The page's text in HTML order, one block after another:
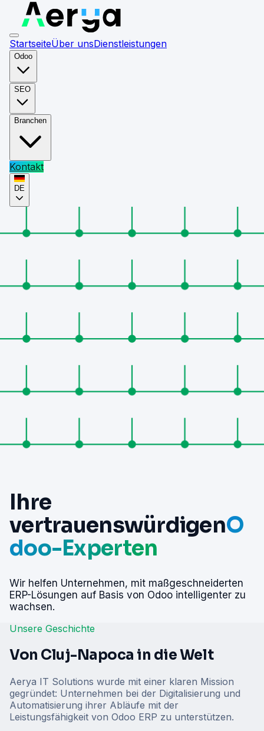
StartseiteÜber unsDienstleistungen
Odoo
SEO
Branchen
Kontakt
DE
Ihre
vertrauenswürdigenO
doo-Experten
Wir helfen Unternehmen, mit maßgeschneiderten
ERP-Lösungen auf Basis von Odoo intelligenter zu
wachsen.
Unsere Geschichte
Von Cluj-Napoca in die Welt
Aerya IT Solutions wurde mit einer klaren Mission
gegründet: Unternehmen bei der Digitalisierung und
Automatisierung ihrer Abläufe mit der
Leistungsfähigkeit von Odoo ERP zu unterstützen.